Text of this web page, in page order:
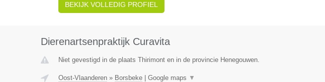
BEKIJK VOLLEDIG PROFIEL
Dierenartsenpraktijk Curavita
Niet gevestigd in de plaats Thirimont en in de provincie Henegouwen.
Oost-Vlaanderen» Borsbeke| Google maps ▼